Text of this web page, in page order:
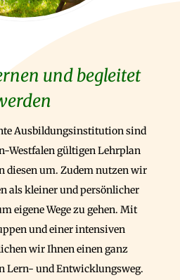
und begleitet
Ausbildungsinstitution sind
Westfalen gültigen Lehrplan
diesen um. Zudem nutzen wir
als kleiner und persönlicher
eigene Wege zu gehen. Mit
und einer intensiven
wir Ihnen einen ganz
Lern- und Entwicklungsweg.